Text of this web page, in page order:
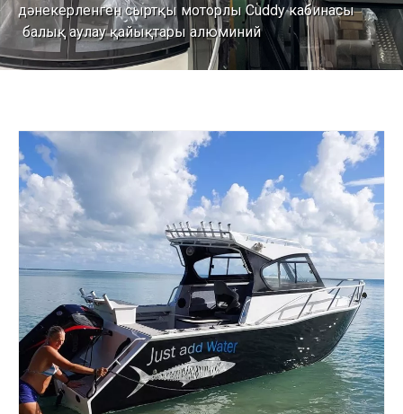
дәнекерленген сыртқы моторлы Cuddy кабинасы
балық аулау қайықтары алюминий